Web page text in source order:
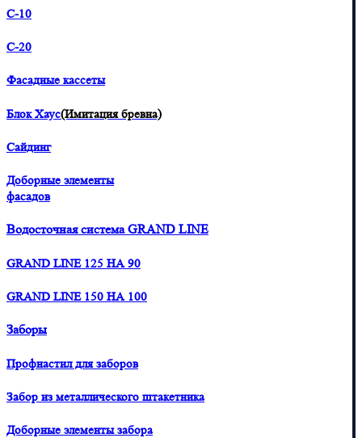
С-10
С-20
Фасадные кассеты
Блок Хаус(Имитация бревна)
Сайдинг
Доборные элементы
фасадов
Водосточная система GRAND LINE
GRAND LINE 125 НА 90
GRAND LINE 150 НА 100
Заборы
Профнастил для заборов
Забор из металлического штакетника
Доборные элементы забора